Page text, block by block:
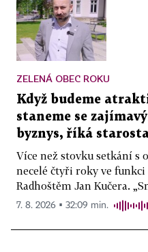
ZELENÁ OBEC ROKU
Když budeme
staneme se
byznys, říká
Více než stovku setkání s
necelé čtyři roky ve funkci
Radhoštěm Jan Kučera.
7. 8. 2026 ▪ 32:09 min.